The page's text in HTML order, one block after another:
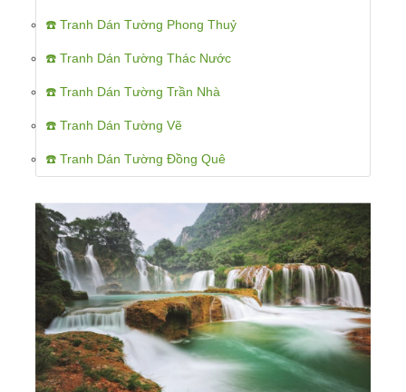
☎️ Tranh Dán Tường Phong Thuỷ
☎️ Tranh Dán Tường Thác Nước
☎️ Tranh Dán Tường Trần Nhà
☎️ Tranh Dán Tường Vẽ
☎️ Tranh Dán Tường Đồng Quê